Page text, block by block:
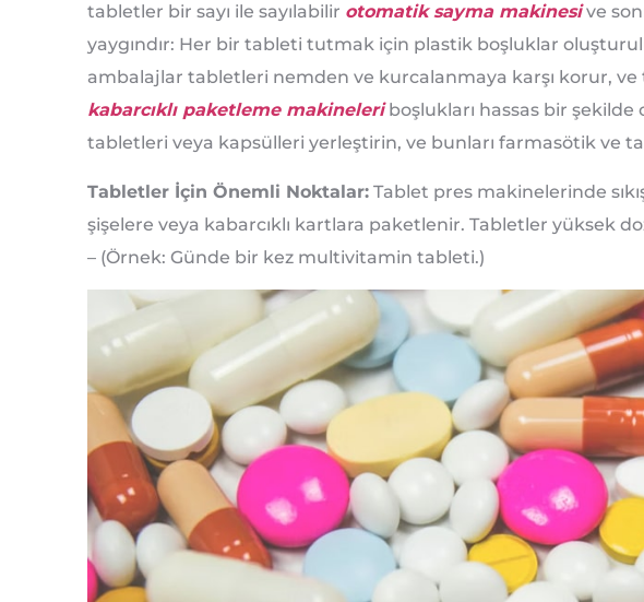
tabletler bir sayı ile sayılabilir otomatik sayma makinesive
yaygındır: Her bir tableti tutmak için plastik boşluklar
ambalajlar tabletleri nemden ve kurcalanmaya karşı korur, ve
kabarcıklı paketleme makineleriboşlukları hassas bir şekilde
tabletleri veya kapsülleri yerleştirin, ve bunları farmasötik ve
Tabletler İçin Önemli Noktalar: Tablet pres makinelerinde
şişelere veya kabarcıklı kartlara paketlenir. Tabletler yüksek
– (Örnek: Günde bir kez multivitamin tableti.)